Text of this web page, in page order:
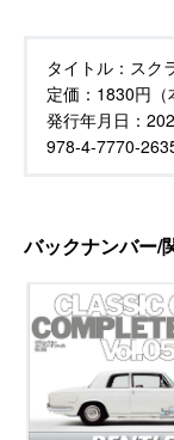
タイトル： スク
定価： 1830円（
発行年月日：
978-4-7770-
バックナンバー/